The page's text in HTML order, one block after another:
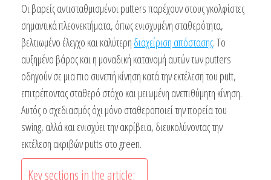
Οι βαρείς αντισταθμισμένοι putters παρέχουν στους γκολφίστες
σημαντικά πλεονεκτήματα, όπως ενισχυμένη σταθερότητα,
βελτιωμένο έλεγχο και καλύτερη διαχείριση απόστασης. Το
αυξημένο βάρος και η μοναδική κατανομή αυτών των putters
οδηγούν σε μια πιο συνεπή κίνηση κατά την εκτέλεση του putt,
επιτρέποντας σταθερό στόχο και μειωμένη ανεπιθύμητη κίνηση.
Αυτός ο σχεδιασμός όχι μόνο σταθεροποιεί την πορεία του
swing, αλλά και ενισχύει την ακρίβεια, διευκολύνοντας την
εκτέλεση ακριβών putts στο green.
Key sections in the article: